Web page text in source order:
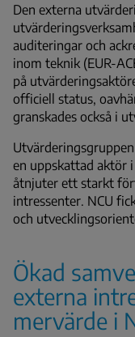
Den externa
auditeringar och
inom teknik (EUR-
på
officiell status,
granskades också i
en uppskattad aktör
åtnjuter ett starkt
intressenter. NCU
och
Ökad
externa
mervärde i